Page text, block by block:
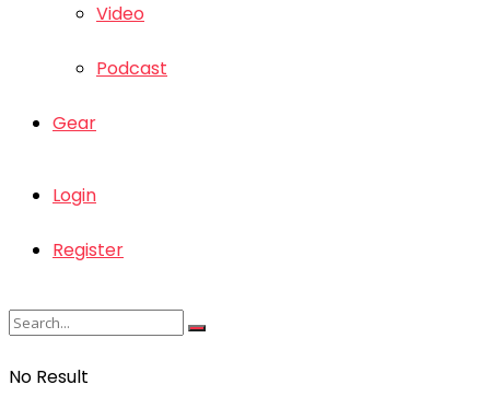
Video
Podcast
Gear
Login
Register
No Result